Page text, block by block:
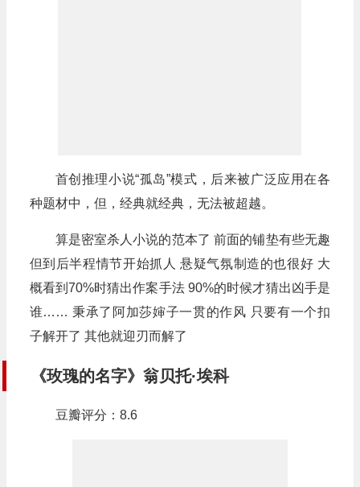
首创推理小说“孤岛”模式，后来被广泛应用在各
种题材中，但，经典就经典，无法被超越。
算是密室杀人小说的范本了 前面的铺垫有些无趣
但到后半程情节开始抓人 悬疑气氛制造的也很好 大
概看到70%时猜出作案手法 90%的时候才猜出凶手是
谁…… 秉承了阿加莎婶子一贯的作风 只要有一个扣
子解开了 其他就迎刃而解了
《玫瑰的名字》翁贝托·埃科
豆瓣评分：8.6